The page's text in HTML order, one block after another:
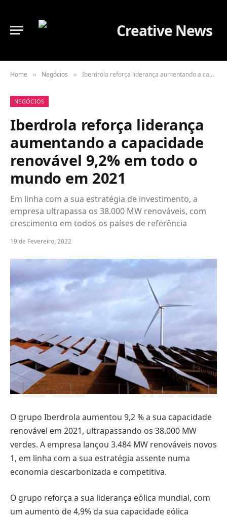
Home » Negócios » Iberdrola reforça liderança aumentando a capacidade renovável 9,2% em todo o mundo em 2021
NEGÓCIOS
Iberdrola reforça liderança
aumentando a capacidade
renovável 9,2% em todo o
mundo em 2021
Em linha com a sua estratégia de investimento, a
empresa ultrapassa os 38.000 MW renováveis, com
crescimento em todos os países de referência
19 de Fevereiro, 2022
O grupo Iberdrola aumentou 9,2 % a sua capacidade
renovável em 2021, ultrapassando os 38.000 MW
verdes. A empresa lançou 3.484 MW renováveis novos
1, em linha com a sua estratégia assente numa
economia descarbonizada e competitiva.
O grupo reforça a sua liderança eólica mundial, com
um aumento de 4,9% da sua capacidade eólica